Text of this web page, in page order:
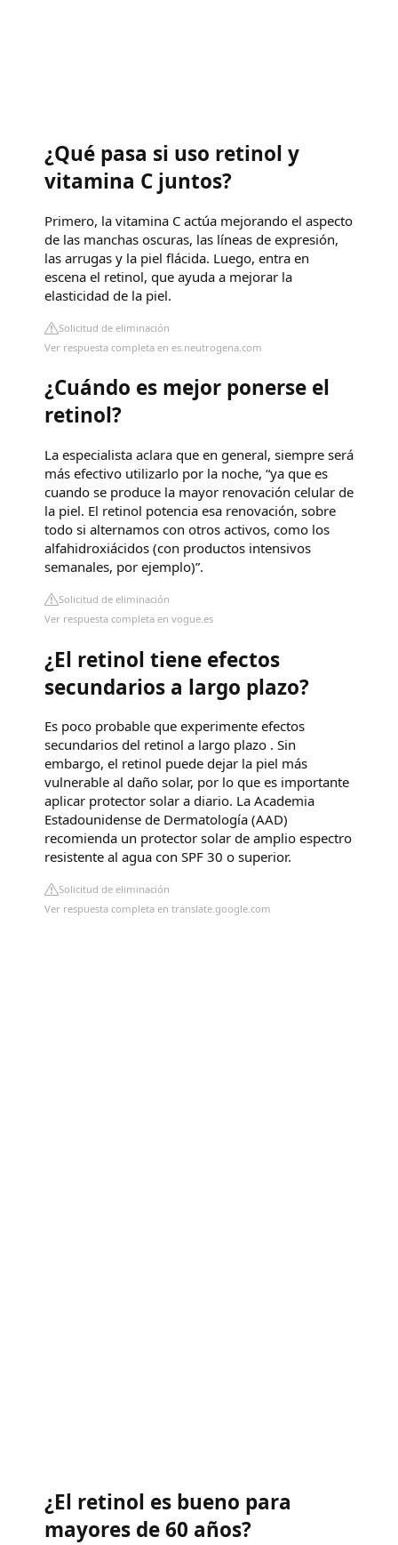
¿Qué pasa si uso retinol y
vitamina C juntos?
Primero, la vitamina C actúa mejorando el aspecto
de las manchas oscuras, las líneas de expresión,
las arrugas y la piel flácida. Luego, entra en
escena el retinol, que ayuda a mejorar la
elasticidad de la piel.
Solicitud de eliminación
Ver respuesta completa en es.neutrogena.com
¿Cuándo es mejor ponerse el
retinol?
La especialista aclara que en general, siempre será
más efectivo utilizarlo por la noche, “ya que es
cuando se produce la mayor renovación celular de
la piel. El retinol potencia esa renovación, sobre
todo si alternamos con otros activos, como los
alfahidroxiácidos (con productos intensivos
semanales, por ejemplo)”.
Solicitud de eliminación
Ver respuesta completa en vogue.es
¿El retinol tiene efectos
secundarios a largo plazo?
Es poco probable que experimente efectos
secundarios del retinol a largo plazo . Sin
embargo, el retinol puede dejar la piel más
vulnerable al daño solar, por lo que es importante
aplicar protector solar a diario. La Academia
Estadounidense de Dermatología (AAD)
recomienda un protector solar de amplio espectro
resistente al agua con SPF 30 o superior.
Solicitud de eliminación
Ver respuesta completa en translate.google.com
¿El retinol es bueno para
mayores de 60 años?